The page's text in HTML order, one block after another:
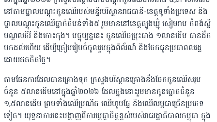
នៅតាមថ្នាលបណ្តុះកូនឈើរបស់មន្ទីរបរិស្ថានរាជធានី-ខេត្តទូទាំងប្រទេស និង
ថ្នាលបណ្តុះកូនឈើថ្នាក់តំបន់ទាំង៥ រួមមាននៅខេត្តត្បូងឃ្មុំ សៀមរាប កំពង់ស្ពឺ
មណ្ឌលគិរី និងកោះកុង។ បច្ចុប្បន្ននេះ កូនឈើចម្រុះជាង ១លានដើម បានដឹក
មកដល់ហើយ ដើម្បីត្រៀមរៀបចំចូលរួមក្នុងពិព័រណ៍ និងចែកជូនប្រជាពលរដ្ឋ
ដោយឥតគិតថ្លៃ។
តាមផែនការដែលបានគ្រោងទុក ក្រសួងបរិស្ថានគ្រោងនឹងចែកកូនឈើសរុប
ចំនួន ៥លានដើមនៅក្នុងឆ្នាំ២០២៦ ដែលក្នុងនោះរួមមានកូនត្នោតចំនួន
១,៥លានដើម ព្រមទាំងឈើប្រណីត ឈើហូបផ្លែ និងឈើលម្អជាច្រើនប្រភេទ
ទៀត។ យុទ្ធនាការនេះបង្ហាញពីការប្តេជ្ញាចិត្តខ្ពស់របស់រាជរដ្ឋាភិបាលកម្ពុជា ក្នុង